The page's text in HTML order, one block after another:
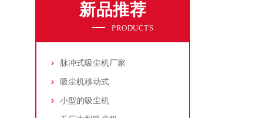
新品推荐
PRODUCTS
脉冲式吸尘机厂家
吸尘机移动式
小型的吸尘机